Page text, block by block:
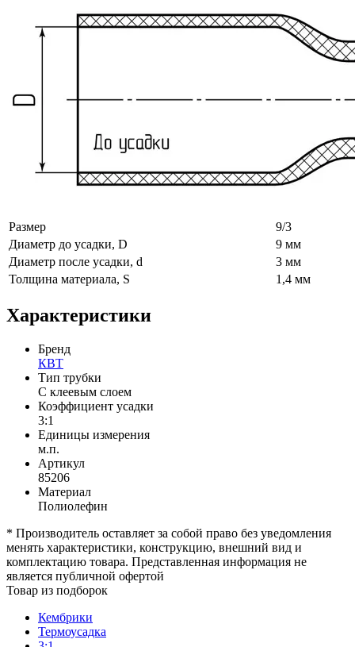
Размер
9/3
Диаметр до усадки, D
9 мм
Диаметр после усадки, d
3 мм
Толщина материала, S
1,4 мм
Характеристики
Бренд
КВТ
Тип трубки
С клеевым слоем
Коэффициент усадки
3:1
Единицы измерения
м.п.
Артикул
85206
Материал
Полиолефин
* Производитель оставляет за собой право без уведомления
менять характеристики, конструкцию, внешний вид и
комплектацию товара. Представленная информация не
является публичной офертой
Товар из подборок
Кембрики
Термоусадка